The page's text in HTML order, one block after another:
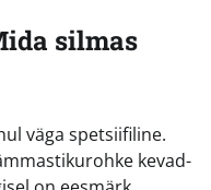
silmas
väga spetsiifiline.
kevad-